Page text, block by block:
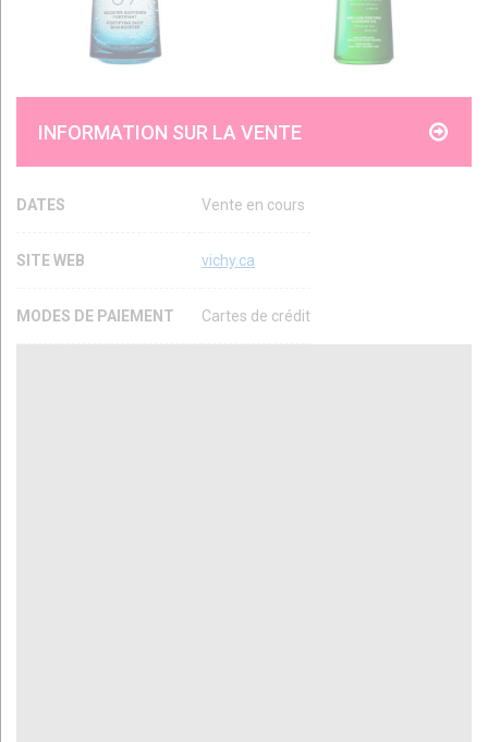
INFORMATION SUR LA VENTE
DATES Vente en cours
SITE WEB vichy.ca
MODES DE PAIEMENT Cartes de crédit